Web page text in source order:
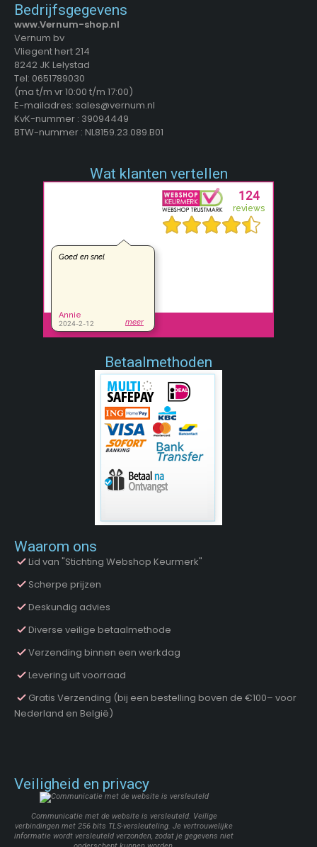
Bedrijfsgegevens
www.Vernum-shop.nl
Vernum bv
Vliegent hert 214
8242 JK Lelystad
Tel: 0651789030
(ma t/m vr 10:00 t/m 17:00)
E-mailadres: sales@vernum.nl
KvK-nummer : 39094449
BTW-nummer : NL8159.23.089.B01
Wat klanten vertellen
Betaalmethoden
Waarom ons
Lid van "Stichting Webshop Keurmerk"
Scherpe prijzen
Deskundig advies
Diverse veilige betaalmethode
Verzending binnen een werkdag
Levering uit voorraad
Gratis Verzending (bij een bestelling boven de €100– voor
Nederland en België)
Veiligheid en privacy
Communicatie met de website is versleuteld. Veilige
verbindingen met 256 bits TLS-versleuteling. Je vertrouwelijke
informatie wordt versleuteld verzonden, zodat je gegevens niet